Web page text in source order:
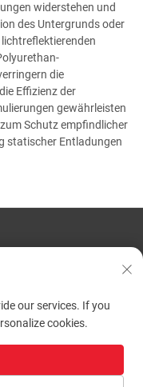
widerstehen und
des Untergrunds oder
die
Effizienz der
gewährleisten
Schutz empfindlicher
statischer Entladungen
Material Technology Co.,
our services. If you
cookies.